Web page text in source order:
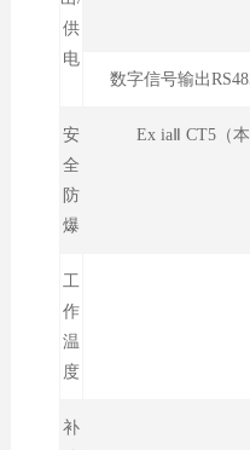
供
电
数字信号输出
安
全
防
爆
Ex iaⅡ CT5（
工
作
温
度
补